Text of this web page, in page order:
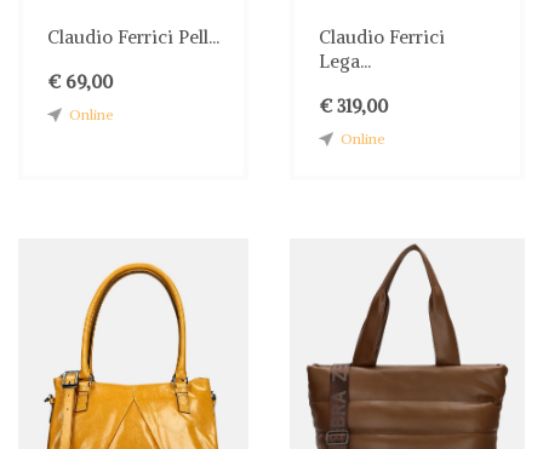
bestelervaring. Waar wacht
nog Shwaybox en vind
jouw perfecte tas!
Claudio Ferrici Pell...
€ 69,00
Online
Claudio Ferrici
Lega...
€ 319,00
Online